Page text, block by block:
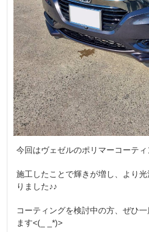
今回はヴェゼルのポリマーコーティ
施工したことで輝きが増し、より
りました♪♪
コーティングを検討中の方、ぜひ
ます<(_ _*)>